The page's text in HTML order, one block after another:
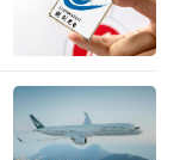
群众就医需
，联合有关部
、每日监测、
的同时做好重